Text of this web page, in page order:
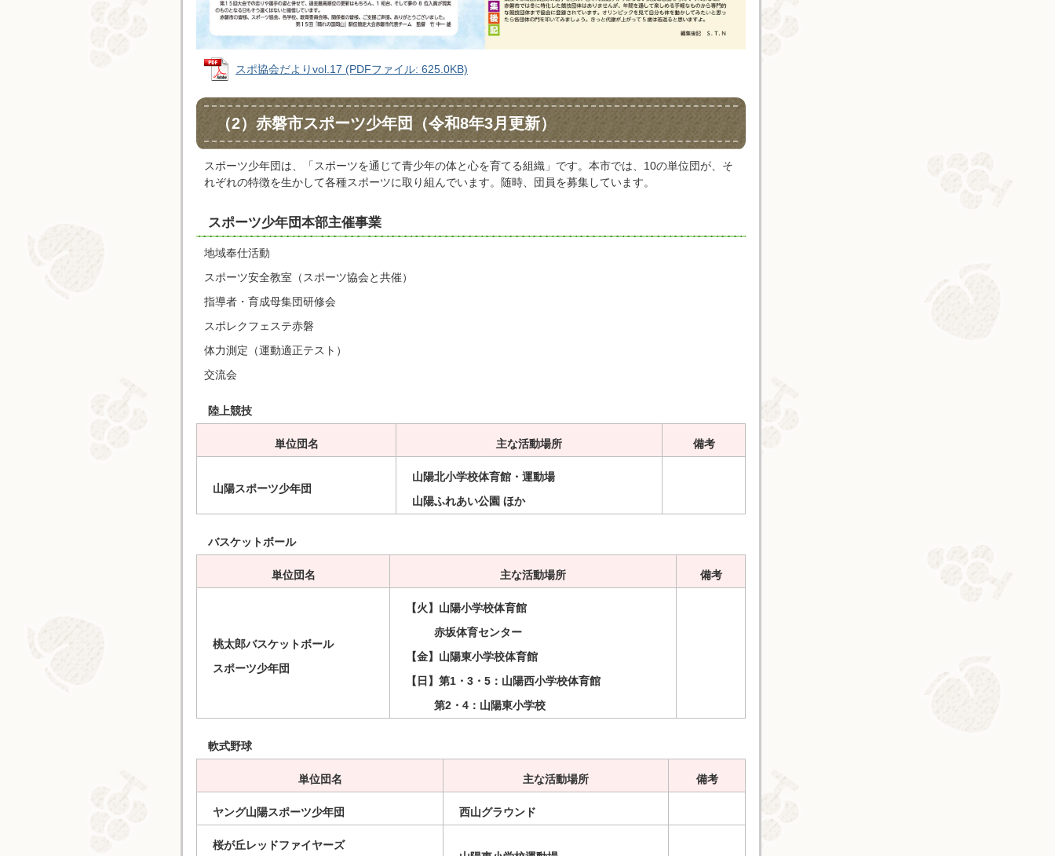
スポ協会だよりvol.17 (PDFファイル: 625.0KB)
（2）赤磐市スポーツ少年団（令和8年3月更新）
スポーツ少年団は、「スポーツを通じて青少年の体と心を育てる組織」です。本市では、10の単位団が、そ
れぞれの特徴を生かして各種スポーツに取り組んでいます。随時、団員を募集しています。
スポーツ少年団本部主催事業
地域奉仕活動
スポーツ安全教室（スポーツ協会と共催）
指導者・育成母集団研修会
スポレクフェステ赤磐
体力測定（運動適正テスト）
交流会
陸上競技
単位団名 主な活動場所 備考
山陽スポーツ少年団
山陽北小学校体育館・運動場
山陽ふれあい公園 ほか
バスケットボール
単位団名 主な活動場所 備考
桃太郎バスケットボール
スポーツ少年団
【火】山陽小学校体育館
赤坂体育センター
【金】山陽東小学校体育館
【日】第1・3・5：山陽西小学校体育館
第2・4：山陽東小学校
軟式野球
単位団名 主な活動場所 備考
ヤング山陽スポーツ少年団 西山グラウンド
桜が丘レッドファイヤーズ